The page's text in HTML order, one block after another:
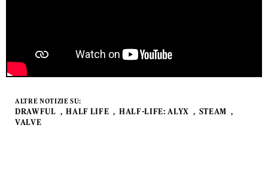
ALTRE NOTIZIE SU:
DRAWFUL HALF LIFE HALF-LIFE: ALYX
STEAM
VALVE